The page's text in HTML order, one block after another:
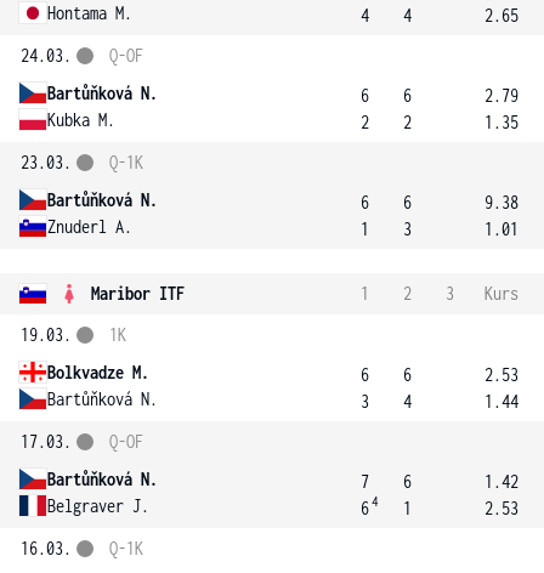
Hontama M.
4
4
2.65
24.03.
Bartůňková N.
Kubka M.
Q-OF
6
2
6
2
2.79
1.35
23.03.
Bartůňková N.
Znuderl A.
Q-1K
6
1
6
3
9.38
1.01
Maribor ITF 1 2 3
Kurs
19.03.
Bolkvadze M.
Bartůňková N.
1K
6
3
6
4
2.53
1.44
17.03.
Bartůňková N.
Belgraver J.
Q-OF
7
64
6
1
1.42
2.53
16.03.
Q-1K